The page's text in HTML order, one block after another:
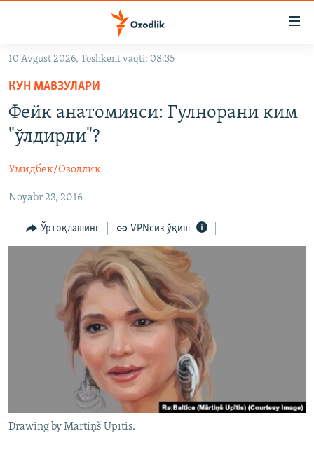
Асосий
навигацияга
ўтинг
Қидиришга
OZODARXIV
На русском
ИЖТИМОИЙ ТАРМОҚЛАР
Озодлик бошқа тилларда
10 Avgust 2026, Toshkent vaqti: 08:35
КУН МАВЗУЛАРИ
Фейк анатомияси: Гулнорани ким
"ўлдирди"?
Умидбек/Озодлик
Noyabr 23, 2016
Ўртоқлашинг VPNсиз ўқиш
Drawing by Mārtiņš Upītis.